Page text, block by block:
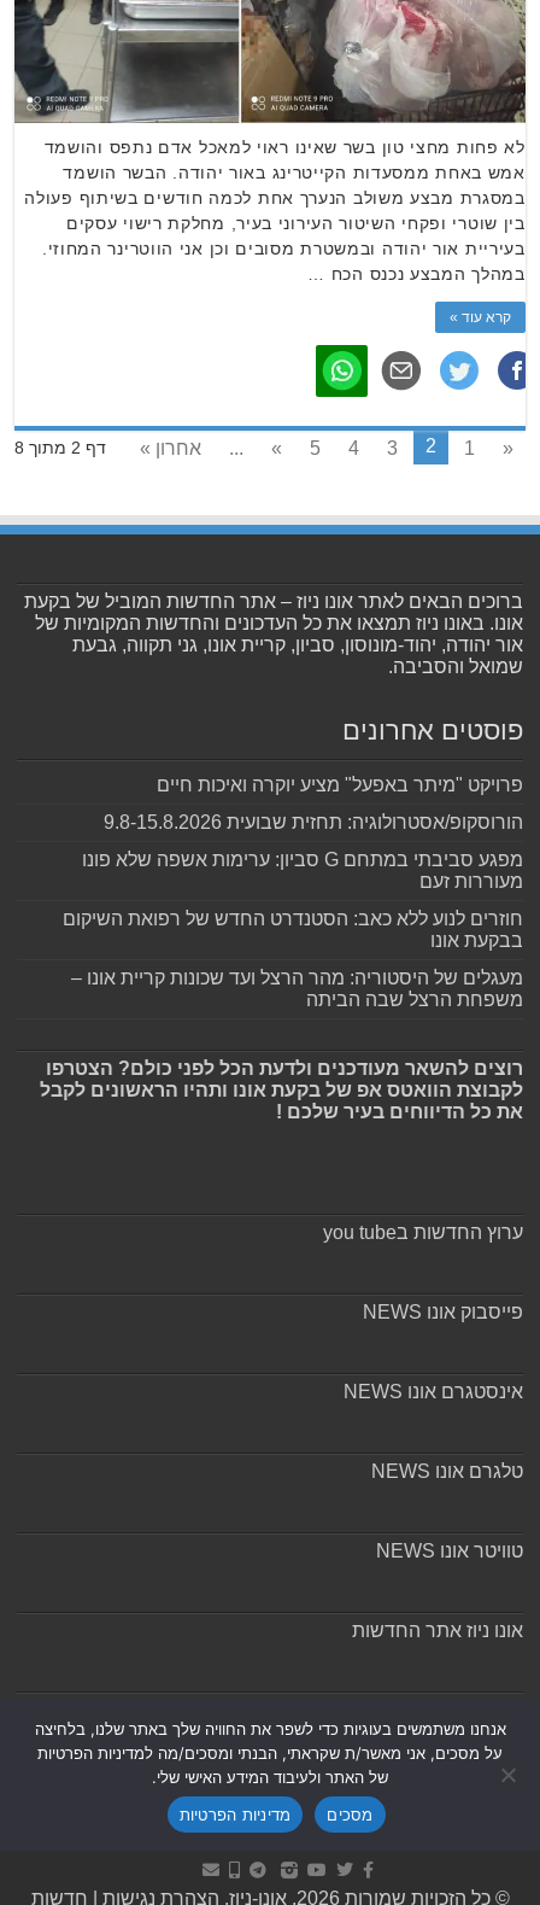
לא פחות מחצי טון בשר שאינו ראוי למאכל אדם נתפס והושמד
אמש באחת ממסעדות הקייטרינג באור יהודה. הבשר הושמד
במסגרת מבצע משולב הנערך אחת לכמה חודשים בשיתוף פעולה
בין שוטרי ופקחי השיטור העירוני בעיר, מחלקת רישוי עסקים
בעיריית אור יהודה ובמשטרת מסובים וכן אני הווטרינר המחוזי.
במהלך המבצע נכנס הכח …
קרא עוד »
דף 2 מתוך 8 «
1
2
3
4
5
»
... אחרון »
ברוכים הבאים לאתר אונו ניוז – אתר החדשות המוביל של בקעת
אונו. באונו ניוז תמצאו את כל העדכונים והחדשות המקומיות של
אור יהודה, יהוד-מונוסון, סביון, קריית אונו, גני תקווה, גבעת
שמואל והסביבה.
פוסטים אחרונים
פרויקט "מיתר באפעל" מציע יוקרה ואיכות חיים
הורוסקופ/אסטרולוגיה: תחזית שבועית 9.8-15.8.2026
מפגע סביבתי במתחם G סביון: ערימות אשפה שלא פונו
מעוררות זעם
חוזרים לנוע ללא כאב: הסטנדרט החדש של רפואת השיקום
בבקעת אונו
מעגלים של היסטוריה: מהר הרצל ועד שכונות קריית אונו –
משפחת הרצל שבה הביתה
רוצים להשאר מעודכנים ולדעת הכל לפני כולם? הצטרפו
לקבוצת הוואטס אפ של בקעת אונו ותהיו הראשונים לקבל
את כל הדיווחים בעיר שלכם !
ערוץ החדשות בyou tube
פייסבוק אונו NEWS
אינסטגרם אונו NEWS
טלגרם אונו NEWS
טוויטר אונו NEWS
אונו ניוז אתר החדשות
© כל הזכויות שמורות 2026, אונו-ניוז. הצהרת נגישות חדשות
אנחנו משתמשים בעוגיות כדי לשפר את החוויה שלך באתר שלנו, בלחיצה
על מסכים, אני מאשר/ת שקראתי, הבנתי ומסכים/מה למדיניות הפרטיות
של האתר ולעיבוד המידע האישי שלי.
מסכים
מדיניות הפרטיות